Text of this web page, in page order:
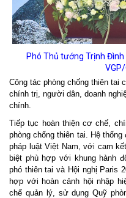
Phó Thủ tướng Trịnh Đình
Công tác phòng chống thiên tai
chính trị, người dân, doanh
chính.
Tiếp tục hoàn thiện cơ chế,
phòng chống thiên tai. Hệ
pháp luật Việt Nam, với cam
biệt phù hợp với khung hành
phó thiên tai và Hội nghị Paris
hợp với hoàn cảnh hội nhập
chế quản lý, sử dụng Quỹ